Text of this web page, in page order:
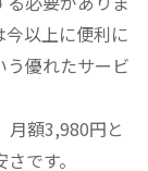
以上に便利に
優れたサービ
月額3,980円と
です。